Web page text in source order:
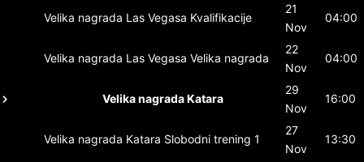
Velika nagrada Las Vegasa Kvalifikacije
21
Nov
04:00
Velika nagrada Las Vegasa Velika nagrada
22
Nov
04:00
Velika nagrada Katara
29
Nov
16:00
Velika nagrada Katara Slobodni trening 1
27
Nov
13:30